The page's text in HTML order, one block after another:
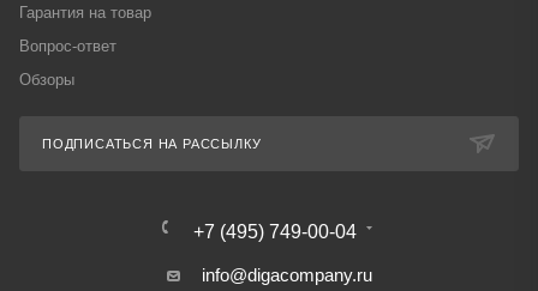
Гарантия на товар
Вопрос-ответ
Обзоры
ПОДПИСАТЬСЯ НА РАССЫЛКУ
+7 (495) 749-00-04
info@digacompany.ru